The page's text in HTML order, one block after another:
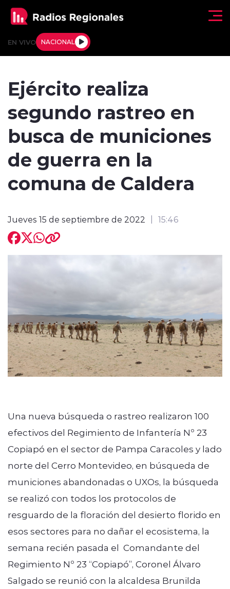
EN VIVO NACIONAL
Tendencias
Entrevistas
Ejército realiza
segundo rastreo en
busca de municiones
de guerra en la
comuna de Caldera
Jueves 15 de septiembre de 2022 15:46
Una nueva búsqueda o rastreo realizaron 100
efectivos del Regimiento de Infantería Nº 23
Copiapó en el sector de Pampa Caracoles y lado
norte del Cerro Montevideo, en búsqueda de
municiones abandonadas o UXOs, la búsqueda
se realizó con todos los protocolos de
resguardo de la floración del desierto florido en
esos sectores para no dañar el ecosistema, la
semana recién pasada el Comandante del
Regimiento Nº 23 “Copiapó”, Coronel Álvaro
Salgado se reunió con la alcaldesa Brunilda